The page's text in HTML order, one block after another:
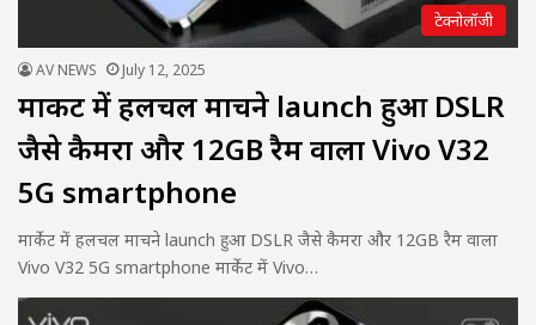
टेक्नोलॉजी
AV NEWS July 12, 2025
मार्केट में हलचल माचने launch हुआ DSLR
जैसे कैमरा और 12GB रैम वाला Vivo V32
5G smartphone
मार्केट में हलचल माचने launch हुआ DSLR जैसे कैमरा और 12GB रैम वाला
Vivo V32 5G smartphone मार्केट में Vivo…